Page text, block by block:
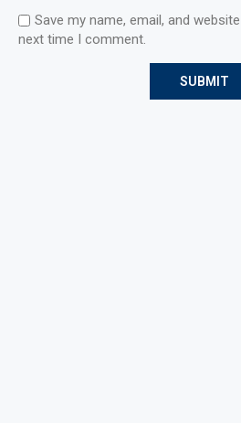
Save my name, email, and
next time I comment.